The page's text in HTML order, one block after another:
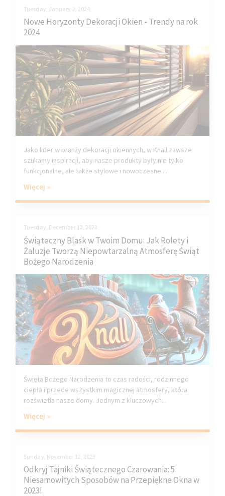
Tuesday, January 2, 2024
Nowe Horyzonty Dekoracji Okien - Trendy na rok
2024
Jako lider w branży dekoracji okiennych, w Knall zawsze
szukamy inspiracji, aby nasze produkty były nie tylko
funkcjonalne, ale także stylowe i nowoczesne....
Więcej »
Tuesday, December 12, 2023
Świąteczny Blask w Twoim Domu: Jak Rolety i
Żaluzje Tworzą Niepowtarzalną Atmosferę Świąt
Bożego Narodzenia
Święta Bożego Narodzenia to czas radości, rodzinnego
ciepła i przede wszystkim magicznej atmosfery, która
rozświetla nasze domy. Jednym z kluczowych...
Więcej »
Sunday, November 12, 2023
Odkryj Tajniki Świątecznego Czarowania: 5
Niesamowitych Sposobów na Przepiękne Okna w
2023!